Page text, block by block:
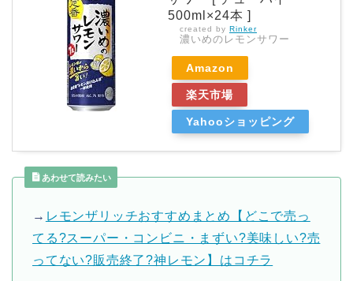
500ml×24本 ]
created by Rinker
濃いめのレモンサワー
Amazon
楽天市場
Yahooショッピング
あわせて読みたい
→ レモンザリッチおすすめまとめ【どこで売っ
てる?スーパー・コンビニ・まずい?美味しい?売
ってない?販売終了?神レモン】はコチラ